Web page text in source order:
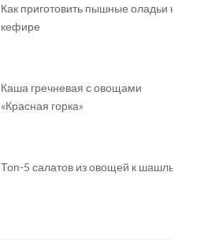
Как приготовить пышные оладьи на
кефире
Каша гречневая с овощами
«Красная горка»
Топ-5 салатов из овощей к шашлыку